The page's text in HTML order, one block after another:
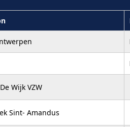
Wijk VZW
Sint- Amandus